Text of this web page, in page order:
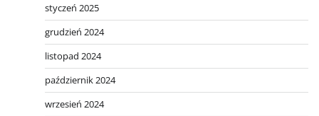
styczeń 2025
grudzień 2024
listopad 2024
październik 2024
wrzesień 2024